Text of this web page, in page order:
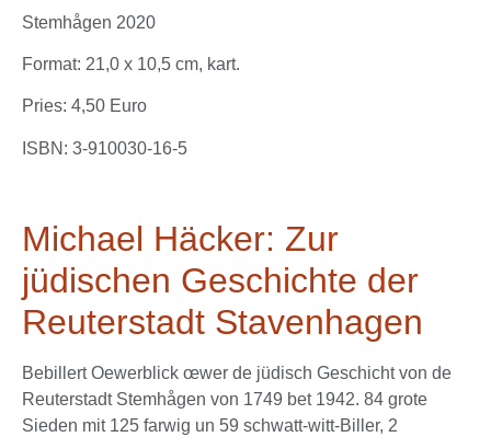
Stemhågen 2020
Format: 21,0 x 10,5 cm, kart.
Pries: 4,50 Euro
ISBN: 3-910030-16-5
Michael Häcker: Zur
jüdischen Geschichte der
Reuterstadt Stavenhagen
Bebillert Oewerblick œwer de jüdisch Geschicht von de
Reuterstadt Stemhågen von 1749 bet 1942. 84 grote
Sieden mit 125 farwig un 59 schwatt-witt-Biller, 2